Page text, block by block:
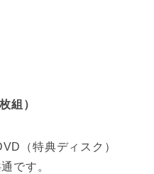
組）
（特典ディスク）
です。